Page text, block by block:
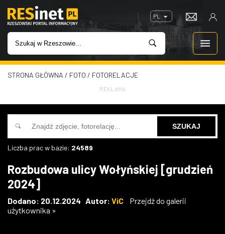
PL
WIADOMOŚCI
INWESTYCJE
IMPREZY
W KINACH
GASTRONOMIA
STRONA GŁÓWNA / FOTO / FOTORELACJE
REKLAMA
Liczba prac w bazie: 24589
Rozbudowa ulicy Wołyńskiej [grudzień
2024]
Dodano: 20.12.2024 Autor: ViC
Przejdź do galerii
użytkownika »